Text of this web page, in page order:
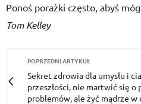
Ponoś porażki często, abyś
Tom Kelley
POPRZEDNI ARTYKUŁ
Sekret zdrowia dla umysłu i
przeszłości, nie martwić się o
problemów, ale żyć mądrze